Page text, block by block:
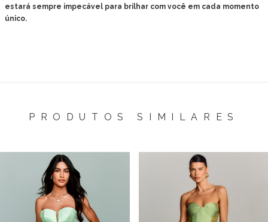
estará sempre impecável para brilhar com você em cada momento
único.
PRODUTOS SIMILARES